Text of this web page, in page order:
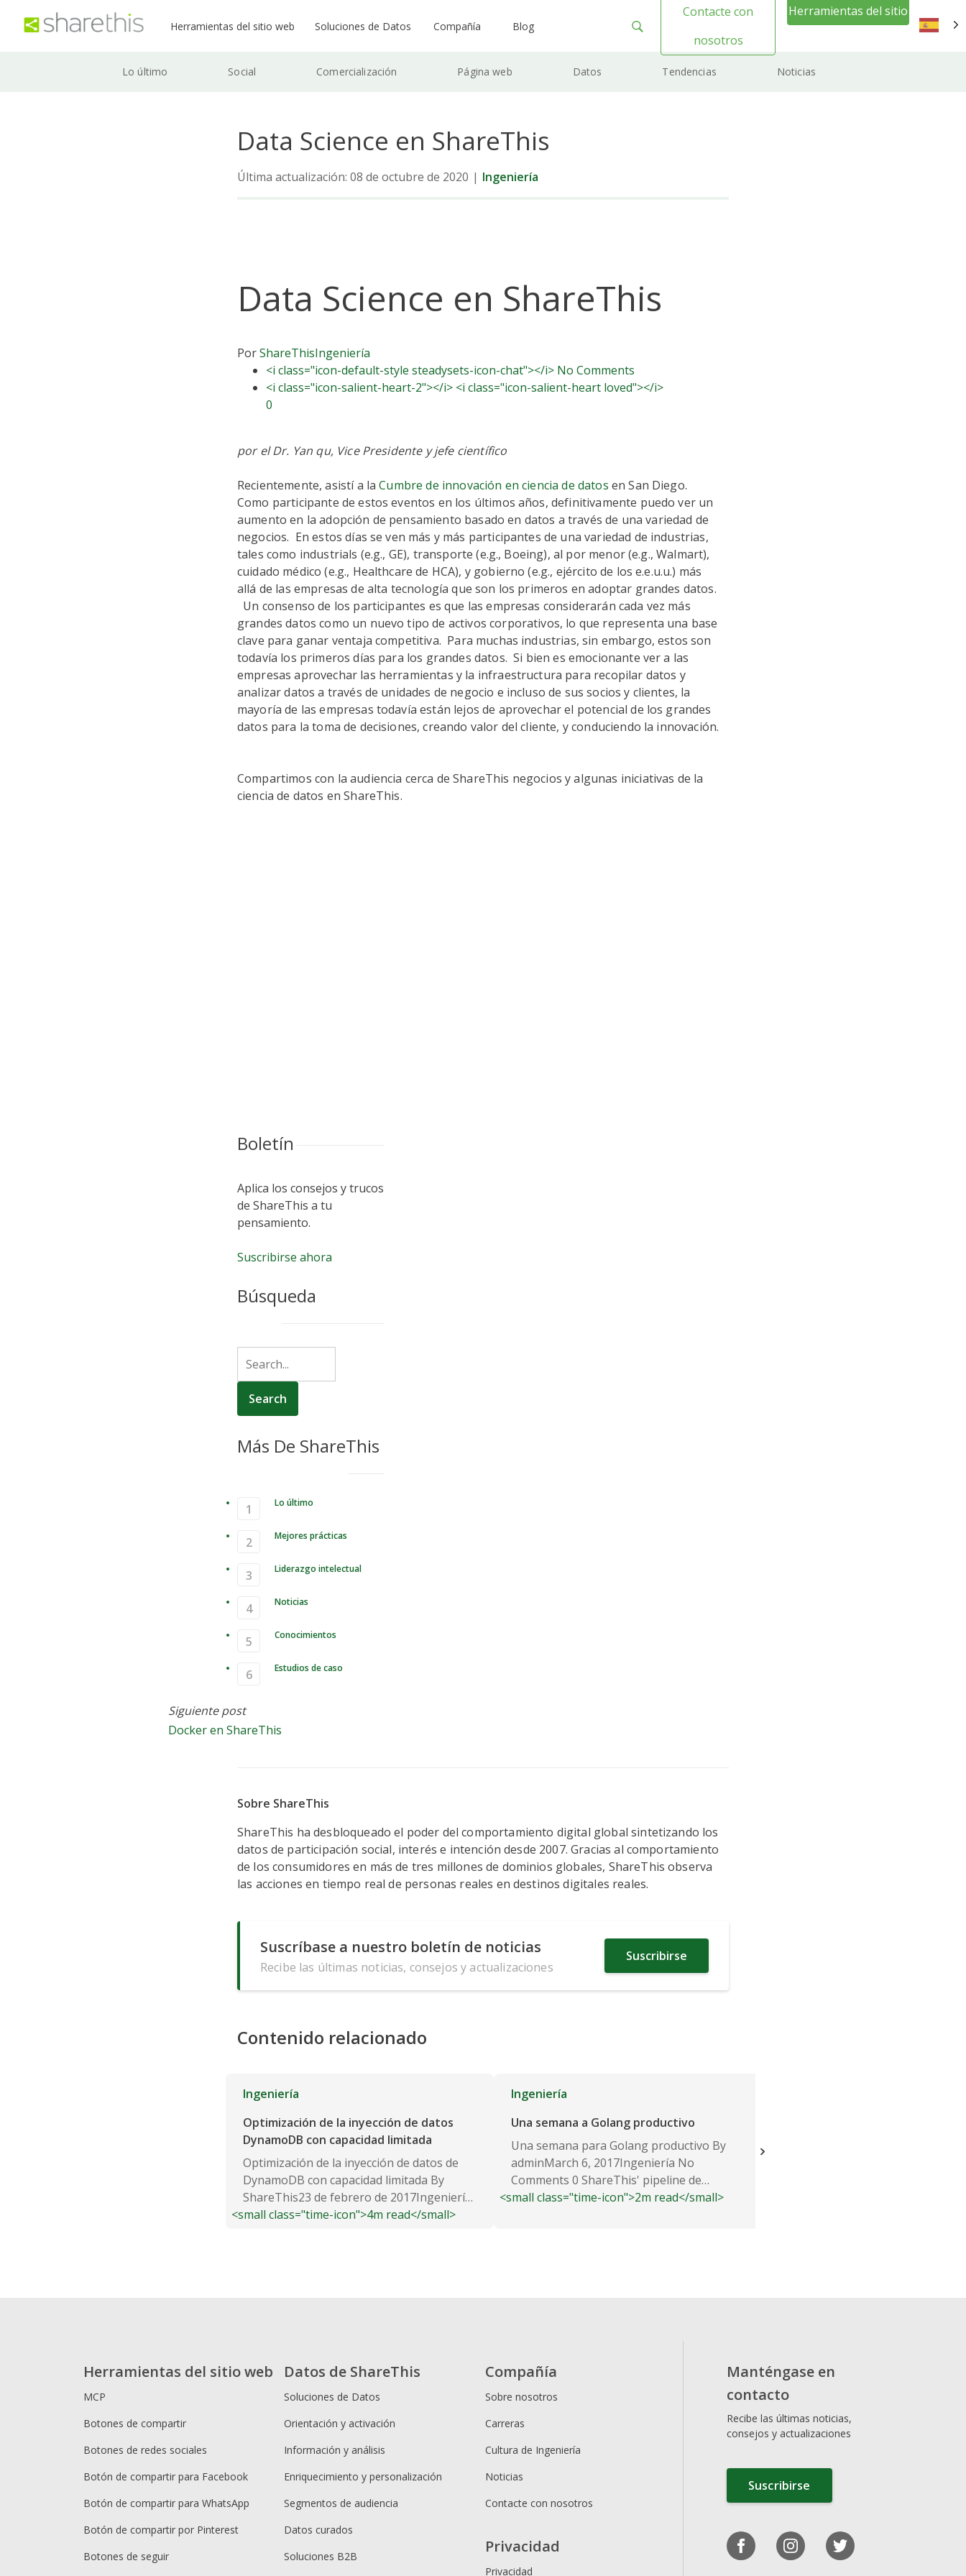
Herramientas del sitio web Soluciones de Datos Compañía Blog
Contacte con
nosotros
Herramientas del sitio
Lo último Social Comercialización Página web Datos Tendencias Noticias
Data Science en ShareThis
Última actualización: 08 de octubre de 2020 | Ingeniería
Data Science en ShareThis
PorShareThisIngeniería
<i class="icon-default-style steadysets-icon-chat"></i> No Comments
<i class="icon-salient-heart-2"></i> <i class="icon-salient-heart loved"></i>
0
por el Dr. Yan qu, Vice Presidente y jefe científico
Recientemente, asistí a laCumbre de innovación en ciencia de datos en San Diego.
Como participante de estos eventos en los últimos años, definitivamente puedo ver un
aumento en la adopción de pensamiento basado en datos a través de una variedad de
negocios. En estos días se ven más y más participantes de una variedad de industrias,
tales como industrials (e.g., GE), transporte (e.g., Boeing), al por menor (e.g., Walmart),
cuidado médico (e.g., Healthcare de HCA), y gobierno (e.g., ejército de los e.e.u.u.) más
allá de las empresas de alta tecnología que son los primeros en adoptar grandes datos.
Un consenso de los participantes es que las empresas considerarán cada vez más
grandes datos como un nuevo tipo de activos corporativos, lo que representa una base
clave para ganar ventaja competitiva. Para muchas industrias, sin embargo, estos son
todavía los primeros días para los grandes datos. Si bien es emocionante ver a las
empresas aprovechar las herramientas y la infraestructura para recopilar datos y
analizar datos a través de unidades de negocio e incluso de sus socios y clientes, la
mayoría de las empresas todavía están lejos de aprovechar el potencial de los grandes
datos para la toma de decisiones, creando valor del cliente, y conduciendo la innovación.
Compartimos con la audiencia cerca de ShareThis negocios y algunas iniciativas de la
ciencia de datos en ShareThis.
Boletín
Aplica los consejos y trucos
de ShareThis a tu
pensamiento.
Suscribirse ahora
Búsqueda
Más De ShareThis
Lo último
Mejores prácticas
Liderazgo intelectual
Noticias
Conocimientos
Estudios de caso
Siguiente post
Docker en ShareThis
Sobre ShareThis
ShareThis ha desbloqueado el poder del comportamiento digital global sintetizando los
datos de participación social, interés e intención desde 2007. Gracias al comportamiento
de los consumidores en más de tres millones de dominios globales, ShareThis observa
las acciones en tiempo real de personas reales en destinos digitales reales.
Suscríbase a nuestro boletín de noticias
Recibe las últimas noticias, consejos y actualizaciones
Suscribirse
Contenido relacionado
Ingeniería
Optimización de la inyección de datos
DynamoDB con capacidad limitada
Optimización de la inyección de datos de
DynamoDB con capacidad limitada By
ShareThis23 de febrero de 2017Ingeniería
No Comments 0 Recientemente nos...
<small class="time-icon">4m read</small>
Ingeniería
Una semana a Golang productivo
Una semana para Golang productivo By
adminMarch 6, 2017Ingeniería No
Comments 0 ShareThis' pipeline de
procesamiento de datos....
<small class="time-icon">2m read</small>
Herramientas del sitio web
MCP
Botones de compartir
Botones de redes sociales
Botón de compartir para Facebook
Botón de compartir para WhatsApp
Botón de compartir por Pinterest
Botones de seguir
Datos de ShareThis
Soluciones de Datos
Orientación y activación
Información y análisis
Enriquecimiento y personalización
Segmentos de audiencia
Datos curados
Soluciones B2B
Compañía
Sobre nosotros
Carreras
Cultura de Ingeniería
Noticias
Contacte con nosotros
Privacidad
Privacidad
Manténgase en
contacto
Recibe las últimas noticias,
consejos y actualizaciones
Suscribirse